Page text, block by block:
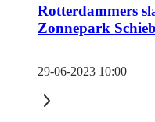
Rotterdammers
Zonnepark
29-06-2023 10:00